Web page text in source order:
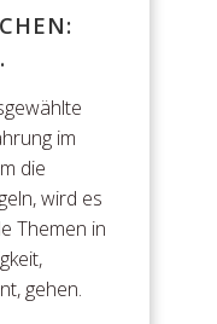
im
die
wird es
Themen in
gehen.